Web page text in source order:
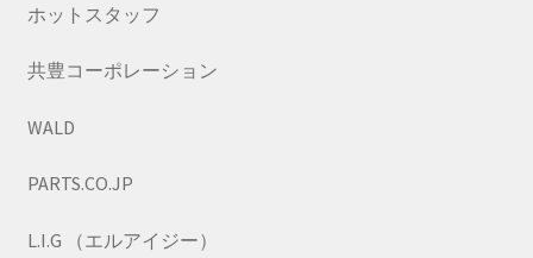
ホットスタッフ
共豊コーポレーション
WALD
PARTS.CO.JP
L.I.G （エルアイジー）